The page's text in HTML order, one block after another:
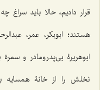
قرار دادیم، حالا باید سراغ
هستند؛ ابوبکر، عمر،
ابوهریرۀ بی‌پدرومادر‌ و
نخلش را از خانۀ همسایه